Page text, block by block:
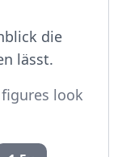
die
lässt.
look